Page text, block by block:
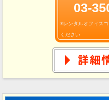
03-
※レンタルオフィス
ください